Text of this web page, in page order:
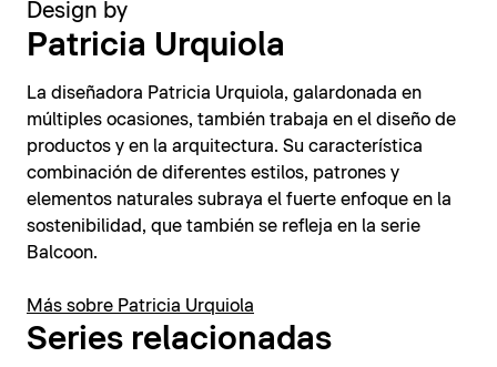
Design by
Patricia Urquiola
La diseñadora Patricia Urquiola, galardonada en
múltiples ocasiones, también trabaja en el diseño de
productos y en la arquitectura. Su característica
combinación de diferentes estilos, patrones y
elementos naturales subraya el fuerte enfoque en la
sostenibilidad, que también se refleja en la serie
Balcoon.
Más sobre Patricia Urquiola
Series relacionadas